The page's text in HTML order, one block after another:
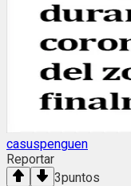
casuspenguen
Reportar
3puntos